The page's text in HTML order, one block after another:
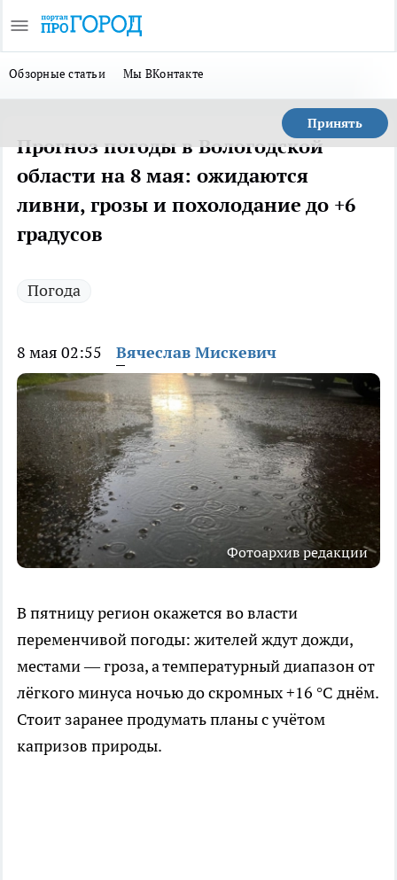
Обзорные статьи Мы ВКонтакте
Принять
Прогноз погоды в Вологодской
области на 8 мая: ожидаются
ливни, грозы и похолодание до +6
градусов
Погода
8 мая 02:55 Вячеслав Мискевич
Фотоархив редакции
В пятницу регион окажется во власти
переменчивой погоды: жителей ждут дожди,
местами — гроза, а температурный диапазон от
лёгкого минуса ночью до скромных +16 °C днём.
Стоит заранее продумать планы с учётом
капризов природы.